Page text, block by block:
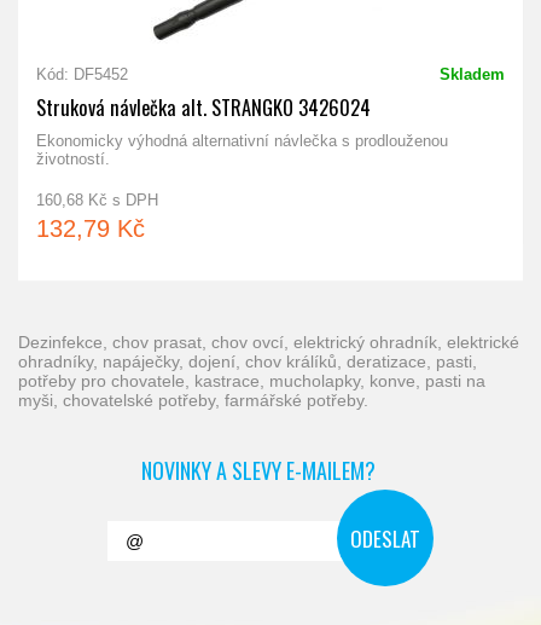
Kód: DF5452 Skladem
Struková návlečka alt. STRANGKO 3426024
Ekonomicky výhodná alternativní návlečka s prodlouženou
životností.
160,68 Kč s DPH
132,79 Kč
dezinfekce, chov prasat, chov ovcí, elektrický ohradník, elektrické
ohradníky, napáječky, dojení, chov králíků, deratizace, pasti,
potřeby pro chovatele, kastrace, mucholapky, konve, pasti na
myši, chovatelské potřeby, farmářské potřeby.
NOVINKY A SLEVY E-MAILEM?